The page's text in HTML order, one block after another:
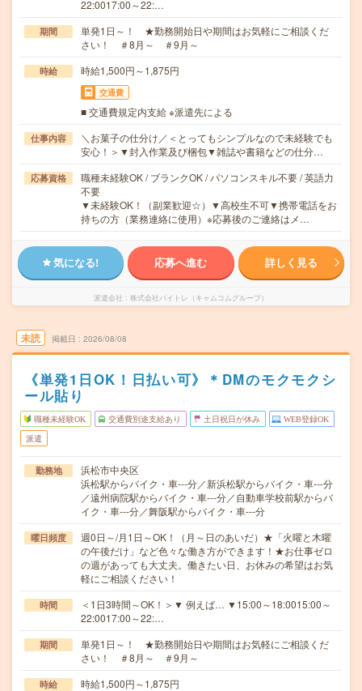
22:0017:00～22:…
期間
単発1日～！ ★勤務開始日や期間はお気軽にご相談くだ
さい！ ＃8月～ ＃9月～
時給 時給1,500円～1,875円
交通費
■ 交通費規定内支給 ※派遣先による
仕事内容
＼お菓子の仕分け／＜とってもシンプルなので未経験でも
安心！＞▼封入作業及び梱包▼雑誌や書籍などの仕分…
応募資格
職種未経験OK / ブランクOK / パソコンスキル不要 / 英語力
不要
▼未経験OK！（副業歓迎☆）▼高校生不可▼携帯電話をお
持ちの方（業務連絡に使用）※応募後のご連絡はメ…
気になる! 応募へ進む 詳しく見る
派遣会社 株式会社バイトレ（キャムコムグループ）
未読 掲載日 2026/08/08
《単発1日OK！日払い可》＊DMのモクモクシ
ール貼り
職種未経験OK 交通費別途支給あり 土日祝日が休み WEB登録OK
派遣
勤務地
浜松市中央区
浜松駅からバイク・車---分／新浜松駅からバイク・車---分
／遠州病院駅からバイク・車---分／自動車学校前駅からバ
イク・車---分／舞阪駅からバイク・車---分
曜日頻度
週0日～/月1日～OK！（月～日のあいだ）★「火曜と木曜
の午後だけ」など色々な働き方ができます！★お仕事ゼロ
の週があっても大丈夫。働きたい日、お休みの希望はお気
軽にご相談ください！
時間
＜1日3時間～OK！＞▼ 例えば… ▼15:00～18:0015:00～
22:0017:00～22:…
期間
単発1日～！ ★勤務開始日や期間はお気軽にご相談くだ
さい！ ＃8月～ ＃9月～
時給 時給1,500円～1,875円